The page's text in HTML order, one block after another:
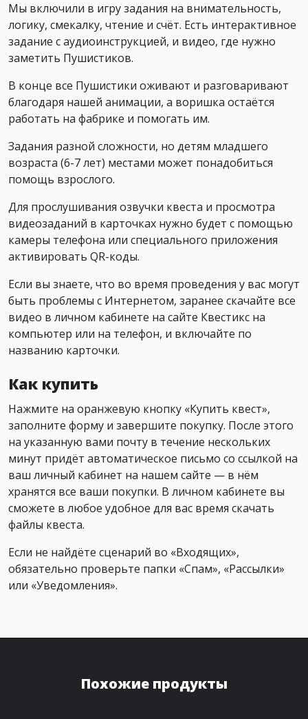
Мы включили в игру задания на внимательность,
логику, смекалку, чтение и счёт. Есть интерактивное
задание с аудиоинструкцией, и видео, где нужно
заметить Пушистиков.
В конце все Пушистики оживают и разговаривают
благодаря нашей анимации, а воришка остаётся
работать на фабрике и помогать им.
Задания разной сложности, но детям младшего
возраста (6-7 лет) местами может понадобиться
помощь взрослого.
Для прослушивания озвучки квеста и просмотра
видеозаданий в карточках нужно будет с помощью
камеры телефона или специального приложения
активировать QR-коды.
Если вы знаете, что во время проведения у вас могут
быть проблемы с Интернетом, заранее скачайте все
видео в личном кабинете на сайте Квестикс на
компьютер или на телефон, и включайте по
названию карточки.
Как купить
Нажмите на оранжевую кнопку «Купить квест»,
заполните форму и завершите покупку. После этого
на указанную вами почту в течение нескольких
минут придёт автоматическое письмо со ссылкой на
ваш личный кабинет на нашем сайте — в нём
хранятся все ваши покупки. В личном кабинете вы
сможете в любое удобное для вас время скачать
файлы квеста.
Если не найдёте сценарий во «Входящих»,
обязательно проверьте папки «Спам», «Рассылки»
или «Уведомления».
Похожие продукты